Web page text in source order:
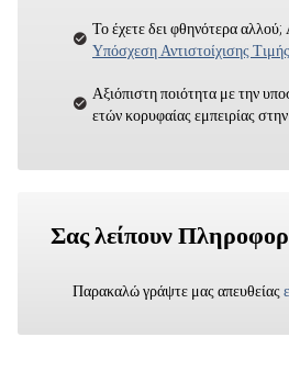
Το έχετε δει φθηνότερα αλλού;
Υπόσχεση Αντιστοίχισης Τιμής
Αξιόπιστη ποιότητα με την
ετών κορυφαίας εμπειρίας
Σας λείπουν
Παρακαλώ γράψτε μας απευθείας